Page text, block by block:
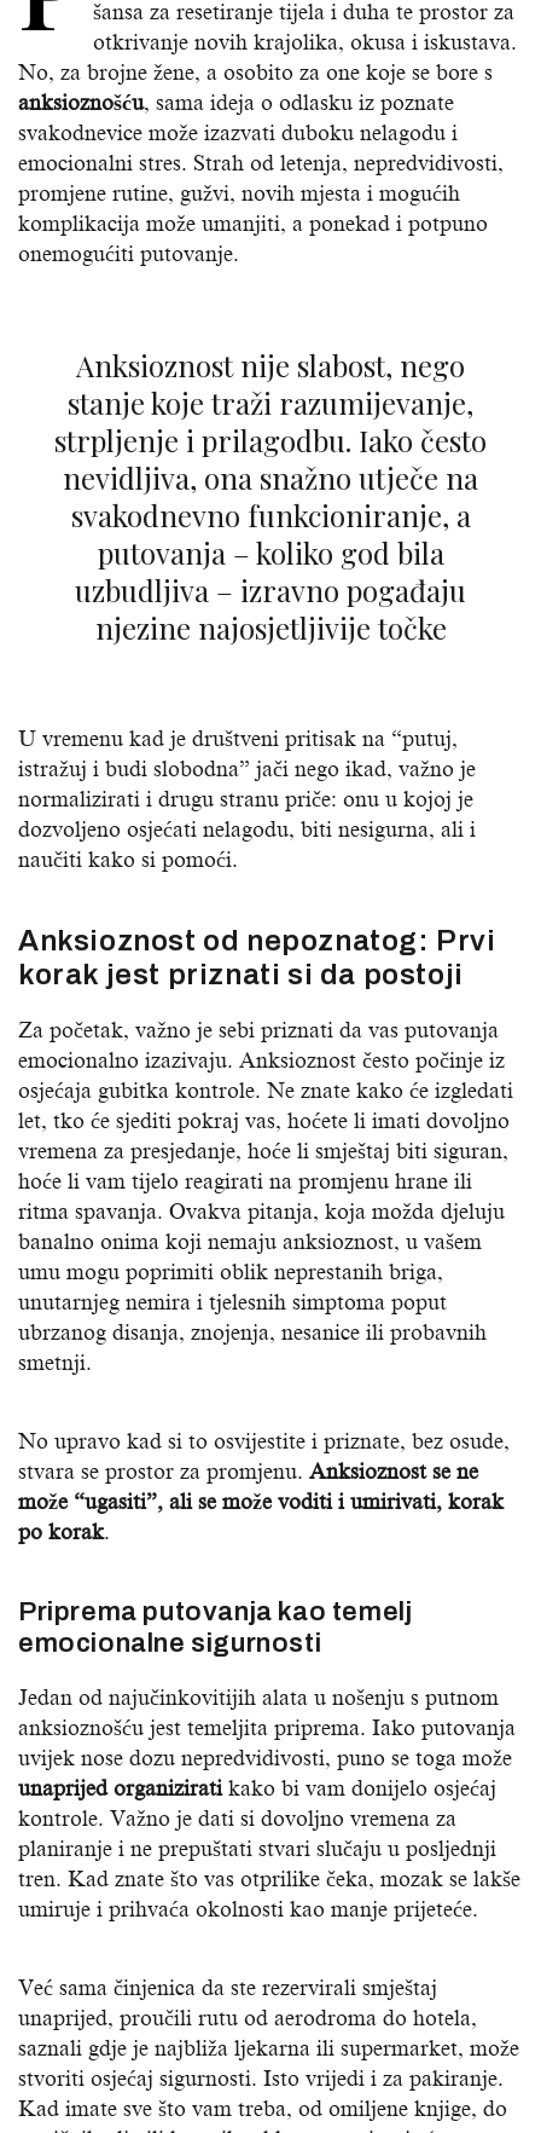
šansa za resetiranje tijela i duha te prostor za
otkrivanje novih krajolika, okusa i iskustava.
No, za brojne žene, a osobito za one koje se bore s
anksioznošću, sama ideja o odlasku iz poznate
svakodnevice može izazvati duboku nelagodu i
emocionalni stres. Strah od letenja, nepredvidivosti,
promjene rutine, gužvi, novih mjesta i mogućih
komplikacija može umanjiti, a ponekad i potpuno
onemogućiti putovanje.
Anksioznost nije slabost, nego
stanje koje traži razumijevanje,
strpljenje i prilagodbu. Iako često
nevidljiva, ona snažno utječe na
svakodnevno funkcioniranje, a
putovanja – koliko god bila
uzbudljiva – izravno pogađaju
njezine najosjetljivije točke
U vremenu kad je društveni pritisak na “putuj,
istražuj i budi slobodna” jači nego ikad, važno je
normalizirati i drugu stranu priče: onu u kojoj je
dozvoljeno osjećati nelagodu, biti nesigurna, ali i
naučiti kako si pomoći.
Anksioznost od nepoznatog: Prvi
korak jest priznati si da postoji
Za početak, važno je sebi priznati da vas putovanja
emocionalno izazivaju. Anksioznost često počinje iz
osjećaja gubitka kontrole. Ne znate kako će izgledati
let, tko će sjediti pokraj vas, hoćete li imati dovoljno
vremena za presjedanje, hoće li smještaj biti siguran,
hoće li vam tijelo reagirati na promjenu hrane ili
ritma spavanja. Ovakva pitanja, koja možda djeluju
banalno onima koji nemaju anksioznost, u vašem
umu mogu poprimiti oblik neprestanih briga,
unutarnjeg nemira i tjelesnih simptoma poput
ubrzanog disanja, znojenja, nesanice ili probavnih
smetnji.
No upravo kad si to osvijestite i priznate, bez osude,
stvara se prostor za promjenu. Anksioznost se ne
može “ugasiti”, ali se može voditi i umirivati, korak
po korak.
Priprema putovanja kao temelj
emocionalne sigurnosti
Jedan od najučinkovitijih alata u nošenju s putnom
anksioznošću jest temeljita priprema. Iako putovanja
uvijek nose dozu nepredvidivosti, puno se toga može
unaprijed organiziratikako bi vam donijelo osjećaj
kontrole. Važno je dati si dovoljno vremena za
planiranje i ne prepuštati stvari slučaju u posljednji
tren. Kad znate što vas otprilike čeka, mozak se lakše
umiruje i prihvaća okolnosti kao manje prijeteće.
Već sama činjenica da ste rezervirali smještaj
unaprijed, proučili rutu od aerodroma do hotela,
saznali gdje je najbliža ljekarna ili supermarket, može
stvoriti osjećaj sigurnosti. Isto vrijedi i za pakiranje.
Kad imate sve što vam treba, od omiljene knjige, do